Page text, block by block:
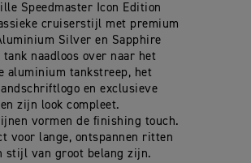
Speedmaster Icon Edition
cruiserstijl met premium
Silver en Sapphire
tank naadloos over naar het
aluminium tankstreep, het
en exclusieve
zijn look compleet.
vormen de finishing touch.
voor lange, ontspannen ritten
stijl van groot belang zijn.